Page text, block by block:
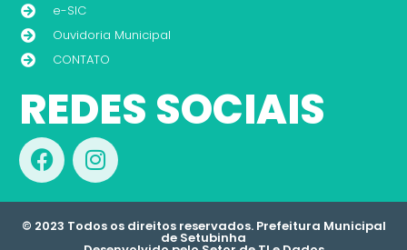
e-SIC
Ouvidoria Municipal
CONTATO
REDES SOCIAIS
© 2023 Todos os direitos reservados. Prefeitura Municipal
de Setubinha